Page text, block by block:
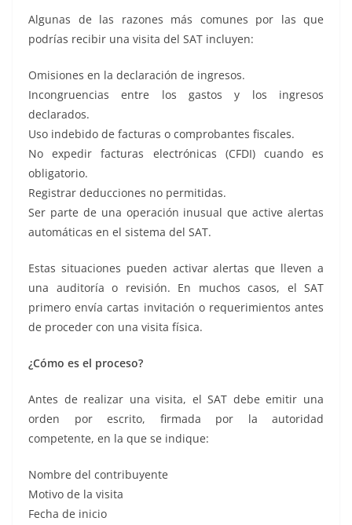
Algunas de las razones más comunes por las que
podrías recibir una visita del SAT incluyen:
Omisiones en la declaración de ingresos.
Incongruencias entre los gastos y los ingresos
declarados.
Uso indebido de facturas o comprobantes fiscales.
No expedir facturas electrónicas (CFDI) cuando es
obligatorio.
Registrar deducciones no permitidas.
Ser parte de una operación inusual que active alertas
automáticas en el sistema del SAT.
Estas situaciones pueden activar alertas que lleven a
una auditoría o revisión. En muchos casos, el SAT
primero envía cartas invitación o requerimientos antes
de proceder con una visita física.
¿Cómo es el proceso?
Antes de realizar una visita, el SAT debe emitir una
orden por escrito, firmada por la autoridad
competente, en la que se indique:
Nombre del contribuyente
Motivo de la visita
Fecha de inicio